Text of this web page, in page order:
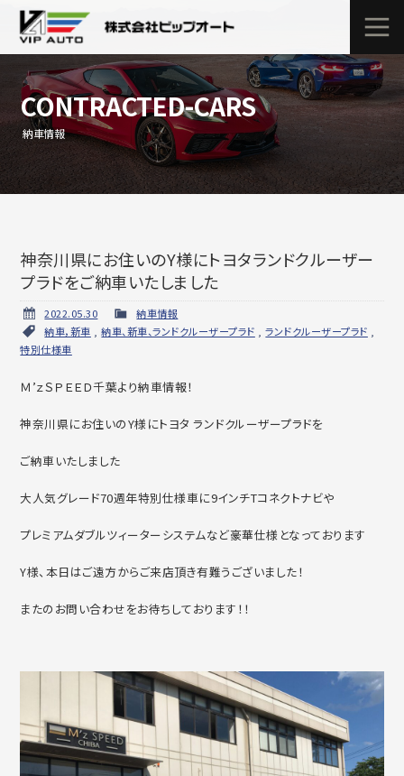
CONTRACTED-CARS
納車情報
神奈川県にお住いのY様にトヨタランドクルーザー
プラドをご納車いたしました
2022.05.30
納車情報
納車，新車 ,納車、新車、ランドクルーザープラド ,ランドクルーザープラド
特別仕様車
Ｍ’ｚＳＰＥＥＤ千葉より納車情報！
神奈川県にお住いのY様にトヨタ ランドクルーザープラドを
ご納車いたしました
大人気グレード70週年特別仕様車に9インチTコネクトナビや
プレミアムダブルツィーターシステムなど豪華仕様となっております
Y様、本日はご遠方からご来店頂き有難うございました！
またのお問い合わせをお待ちしております！！